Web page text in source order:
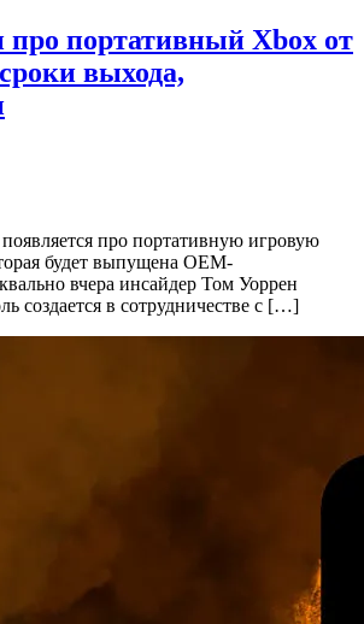
про портативный Xbox от
выхода,
про портативную игровую
будет выпущена OEM-
вчера инсайдер Том Уоррен
создается в сотрудничестве с […]